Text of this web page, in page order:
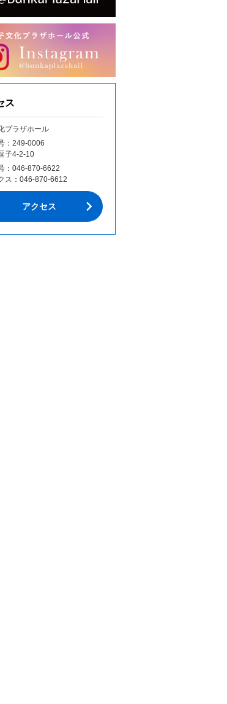
ス
プラザホール
：249‐0006
子4-2-10
： 046-870-6622
ス： 046-870-6612
アクセス